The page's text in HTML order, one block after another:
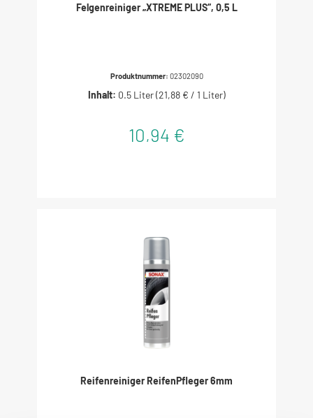
Felgenreiniger „XTREME PLUS“, 0,5 L
Produktnummer: 02302090
Inhalt: 0.5 Liter(21,88 € / 1 Liter)
10,94 €
Reifenreiniger ReifenPfleger 6mm